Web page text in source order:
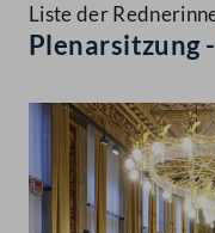
Liste der
Plenarsitzung